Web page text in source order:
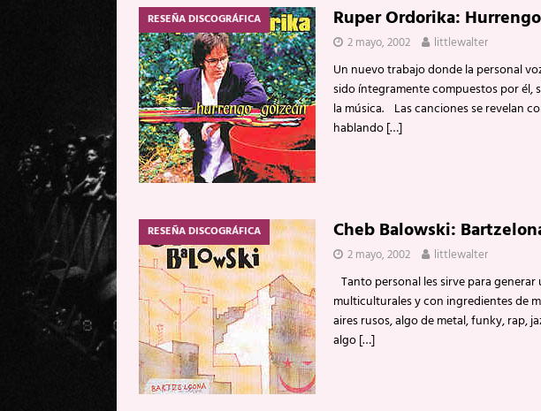
RESEÑA DISCOGRÁFICA Ruper Ordorika:
2 mayo, 2002 littlewalter
Un nuevo trabajo donde la personal
sido íntegramente compuestos por él,
la música. Las canciones se revelan
hablando[…]
RESEÑA DISCOGRÁFICA Cheb Balowski:
2 mayo, 2002 littlewalter
Tanto personal les sirve para
multiculturales y con ingredientes de
aires rusos, algo de metal, funky, rap,
algo[…]